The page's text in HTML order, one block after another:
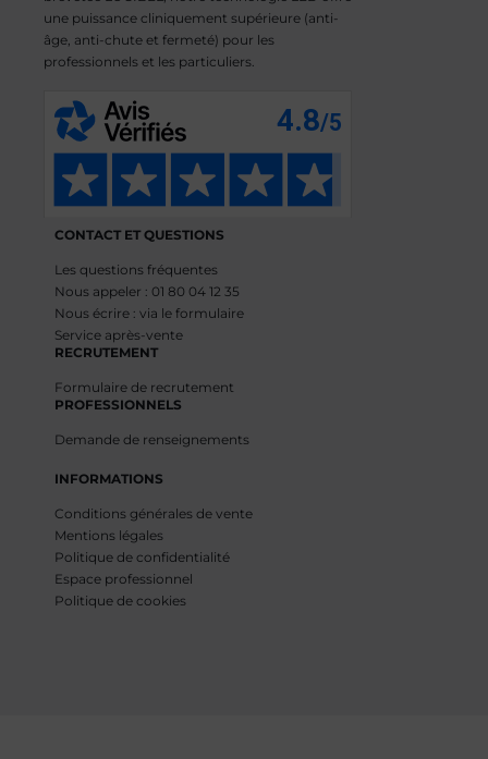
une puissance cliniquement supérieure (anti-
âge, anti-chute et fermeté) pour les
professionnels et les particuliers.
CONTACT ET QUESTIONS
Les questions fréquentes
Nous appeler : 01 80 04 12 35
Nous écrire : via le formulaire
Service après-vente
RECRUTEMENT
Formulaire de recrutement
PROFESSIONNELS
Demande de renseignements
INFORMATIONS
Conditions générales de vente
Mentions légales
Politique de confidentialité
Espace professionnel
Politique de cookies